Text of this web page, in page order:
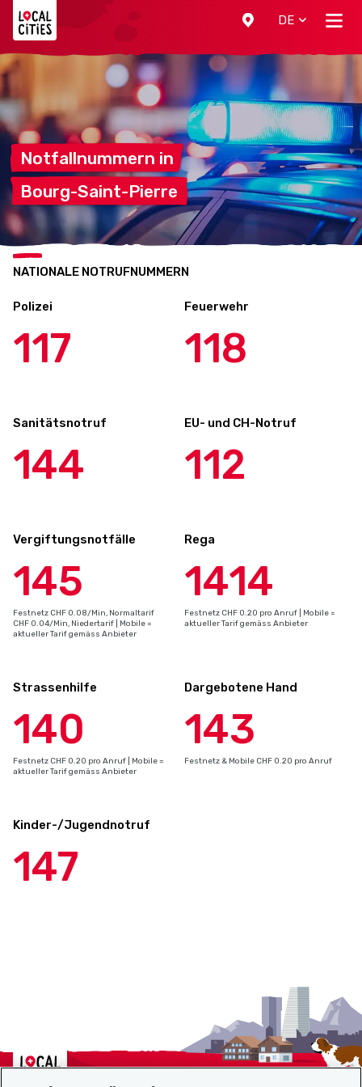
DE
Notfallnummern in
Bourg-Saint-Pierre
NATIONALE NOTRUFNUMMERN
Polizei
117
Feuerwehr
118
Sanitätsnotruf
144
EU- und CH-Notruf
112
Vergiftungsnotfälle
145
Festnetz CHF 0.08/Min, Normaltarif
CHF 0.04/Min, Niedertarif | Mobile =
aktueller Tarif gemäss Anbieter
Rega
1414
Festnetz CHF 0.20 pro Anruf | Mobile =
aktueller Tarif gemäss Anbieter
Strassenhilfe
140
Festnetz CHF 0.20 pro Anruf | Mobile =
aktueller Tarif gemäss Anbieter
Dargebotene Hand
143
Festnetz & Mobile CHF 0.20 pro Anruf
Kinder-/Jugendnotruf
147
Localcities